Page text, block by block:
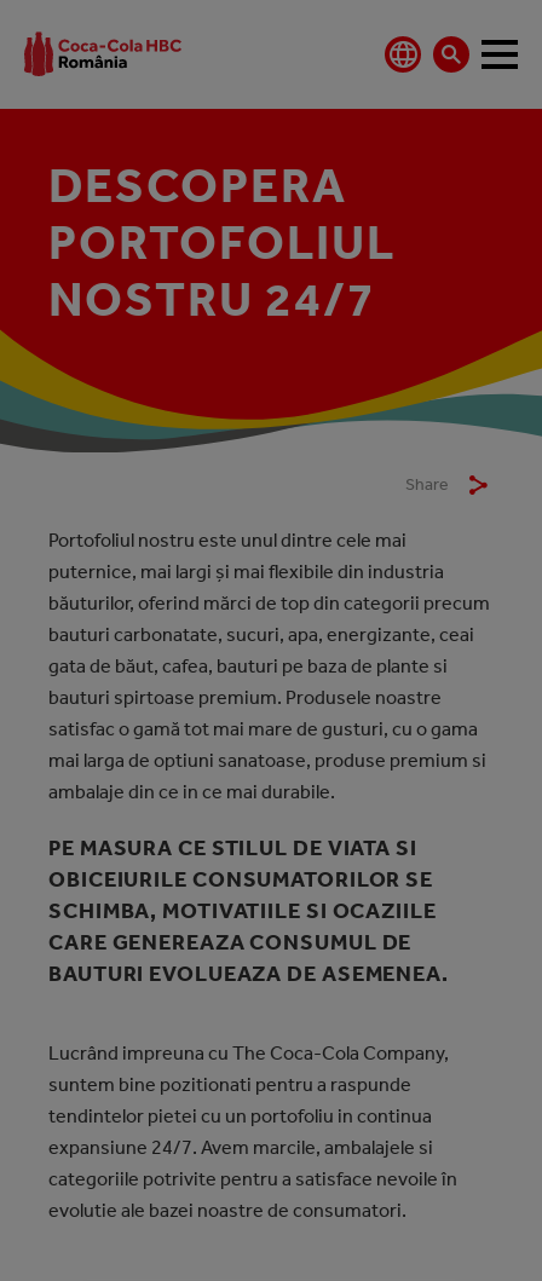
DESCOPERA
PORTOFOLIUL
NOSTRU 24/7
Share
Portofoliul nostru este unul dintre cele mai
puternice, mai largi și mai flexibile din industria
băuturilor, oferind mărci de top din categorii precum
bauturi carbonatate, sucuri, apa, energizante, ceai
gata de băut, cafea, bauturi pe baza de plante si
bauturi spirtoase premium. Produsele noastre
satisfac o gamă tot mai mare de gusturi, cu o gama
mai larga de optiuni sanatoase, produse premium si
ambalaje din ce in ce mai durabile.
PE MASURA CE STILUL DE VIATA SI
OBICEIURILE CONSUMATORILOR SE
SCHIMBA, MOTIVATIILE SI OCAZIILE
CARE GENEREAZA CONSUMUL DE
BAUTURI EVOLUEAZA DE ASEMENEA.
Lucrând impreuna cu The Coca-Cola Company,
suntem bine pozitionati pentru a raspunde
tendintelor pietei cu un portofoliu in continua
expansiune 24/7. Avem marcile, ambalajele si
categoriile potrivite pentru a satisface nevoile în
evolutie ale bazei noastre de consumatori.